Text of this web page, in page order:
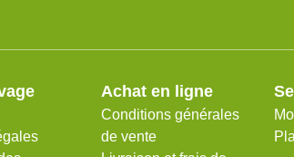
Achat en ligne
Conditions générales
de vente